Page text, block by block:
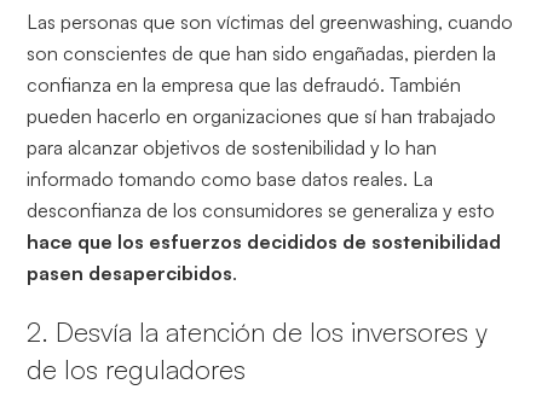
Las personas que son víctimas del greenwashing, cuando
son conscientes de que han sido engañadas, pierden la
confianza en la empresa que las defraudó. También
pueden hacerlo en organizaciones que sí han trabajado
para alcanzar objetivos de sostenibilidad y lo han
informado tomando como base datos reales. La
desconfianza de los consumidores se generaliza y esto
hace que los esfuerzos decididos de sostenibilidad
pasen desapercibidos.
2. Desvía la atención de los inversores y
de los reguladores